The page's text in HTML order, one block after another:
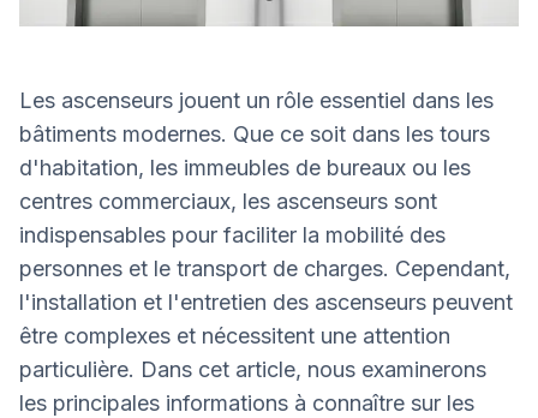
Les ascenseurs jouent un rôle essentiel dans les
bâtiments modernes. Que ce soit dans les tours
d'habitation, les immeubles de bureaux ou les
centres commerciaux, les ascenseurs sont
indispensables pour faciliter la mobilité des
personnes et le transport de charges. Cependant,
l'installation et l'entretien des ascenseurs peuvent
être complexes et nécessitent une attention
particulière. Dans cet article, nous examinerons
les principales informations à connaître sur les